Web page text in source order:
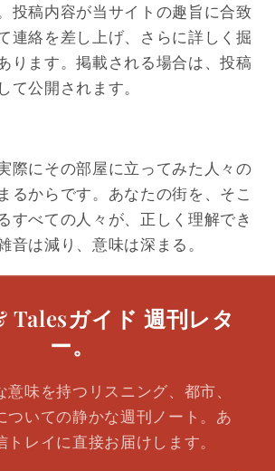
投稿内容が当サイトの趣旨に合致
連絡を差し上げ、さらに詳しく掘
ります。掲載される場合は、投稿
て公開されます。
際にその部屋に立ってみた人々の
るからです。あなたの街を、そこ
すべての人々が、正しく理解でき
音は減り、意味は深まる。
ガイド 週刊レタ
ー。
意味を持つリスニング、都市、
ついての静かな週刊ノート。あ
トレイに直接お届けします。